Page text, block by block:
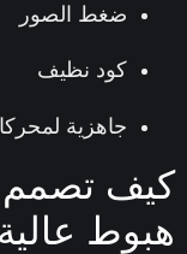
ضغط الصور
كود نظيف
جاهزية لمحركات
تصمم
عالية